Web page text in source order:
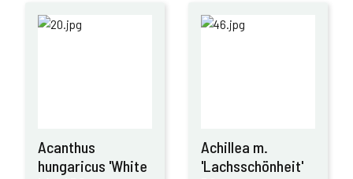
Acanthus
hungaricus 'White
Achillea m.
'Lachsschönheit'